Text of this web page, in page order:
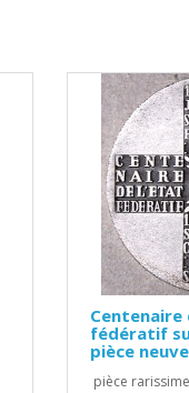
Centenaire
fédératif
pièce neuve
pièce